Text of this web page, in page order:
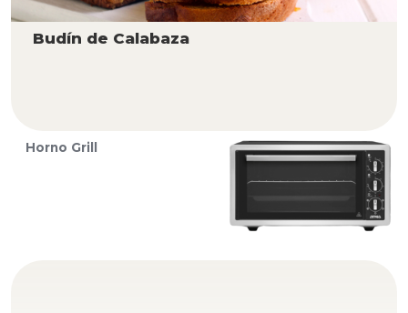
Budín de Calabaza
Horno Grill